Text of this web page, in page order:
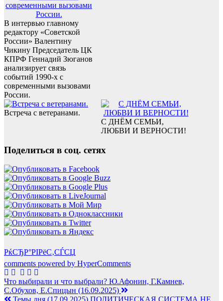
В интервью главному
редактору «Советской
России» Валентину
Чикину Председатель ЦК
КПРФ Геннадий Зюганов
анализирует связь
событий 1990-х с
современными вызовами
России.
Встреча с ветеранами.
С ДНЁМ СЕМЬИ,
ЛЮБВИ И ВЕРНОСТИ!
Поделиться в соц. сетях
РќСЂР°РІРёС‚СЃСЏ
comments powered by HyperComments
Навигация
по
Что выбирали и что выбрали? Ю.Афонин, Г.Камнев,
С.Обухов, Е.Спицын (16.09.2025)